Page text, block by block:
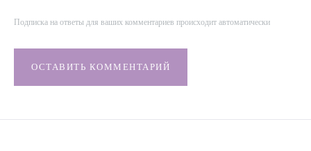
Подписка на ответы для ваших комментариев происходит автоматически
ОСТАВИТЬ КОММЕНТАРИЙ